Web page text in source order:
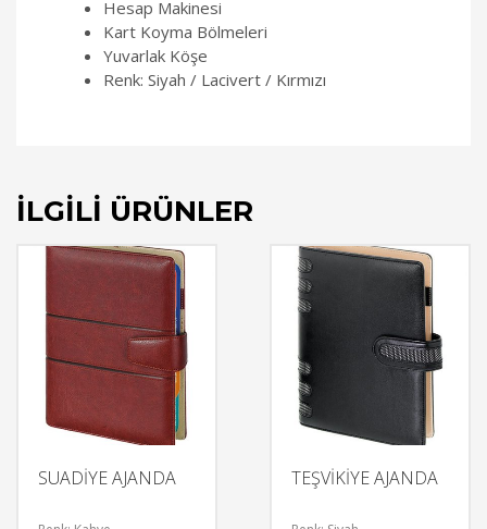
Hesap Makinesi
Kart Koyma Bölmeleri
Yuvarlak Köşe
Renk: Siyah / Lacivert / Kırmızı
İLGILI ÜRÜNLER
SUADİYE AJANDA TEŞVİKİYE AJANDA